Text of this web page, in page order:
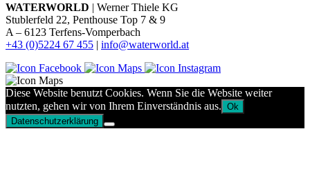
WATERWORLD | Werner Thiele KG
Stublerfeld 22, Penthouse Top 7 & 9
A – 6123 Terfens-Vomperbach
+43 (0)5224 67 455 | info@waterworld.at
Diese Website benutzt Cookies. Wenn Sie die Website weiter
nutzten, gehen wir von Ihrem Einverständnis aus. Ok
Datenschutzerklärung